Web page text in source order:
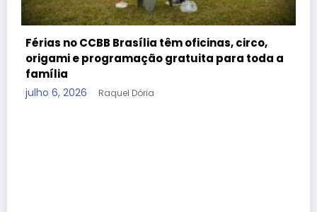
Férias no CCBB Brasília têm oficinas, circo,
origami e programação gratuita para toda a
família
julho 6, 2026 Raquel Dória